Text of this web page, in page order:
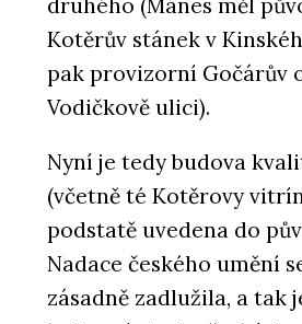
Kotěrův stánek v
pak provizorní Gočárův
Vodičkově ulici).
Nyní je tedy budova
(včetně té Kotěrovy
podstatě uvedena do
Nadace českého umění
zásadně zadlužila, a tak